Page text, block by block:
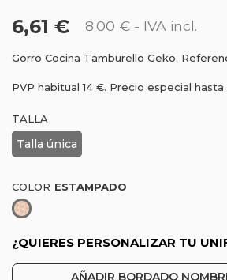
6,61 € 8.00 € - IVA incl.
Gorro Cocina Tamburello Geko.
PVP habitual 14 €. Precio especial
TALLA
Talla única
COLOR
Estampado
¿QUIERES PERSONALIZAR TU
AÑADIR BORDADO